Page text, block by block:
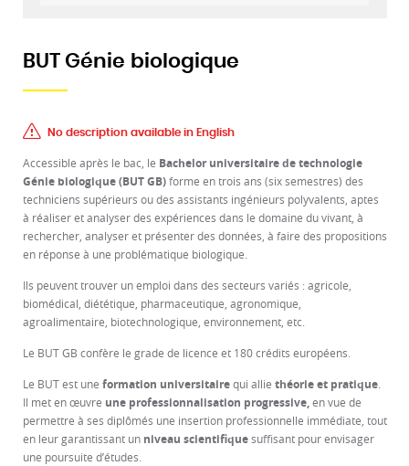
BUT Génie biologique
No description available in English
Accessible après le bac, le Bachelor universitaire de technologie
Génie biologique (BUT GB)forme en trois ans (six semestres) des
techniciens supérieurs ou des assistants ingénieurs polyvalents, aptes
à réaliser et analyser des expériences dans le domaine du vivant, à
rechercher, analyser et présenter des données, à faire des propositions
en réponse à une problématique biologique.
Ils peuvent trouver un emploi dans des secteurs variés : agricole,
biomédical, diététique, pharmaceutique, agronomique,
agroalimentaire, biotechnologique, environnement, etc.
Le BUT GB confère le grade de licence et 180 crédits européens.
Le BUT est une formation universitairequi allie théorie et pratique.
Il met en œuvre une professionnalisation progressive,en vue de
permettre à ses diplômés une insertion professionnelle immédiate, tout
en leur garantissant un niveau scientifiquesuffisant pour envisager
une poursuite d’études.